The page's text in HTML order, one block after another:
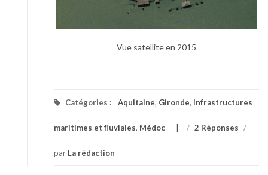
Vue satellite en 2015
Catégories : Aquitaine, Gironde, Infrastructures
maritimes et fluviales, Médoc / 2 Réponses /
par La rédaction